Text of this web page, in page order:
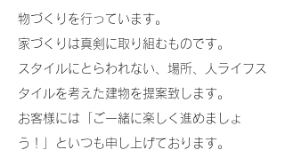
物づくりを行っています。
家づくりは真剣に取り組むものです。
スタイルにとらわれない、場所、人ライフス
タイルを考えた建物を提案致します。
お客様には「ご一緒に楽しく進めましょ
う！」といつも申し上げております。